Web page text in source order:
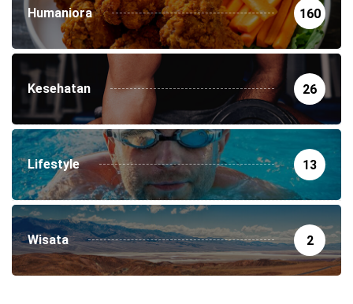
Humaniora 160
Kesehatan 26
Lifestyle 13
Wisata 2